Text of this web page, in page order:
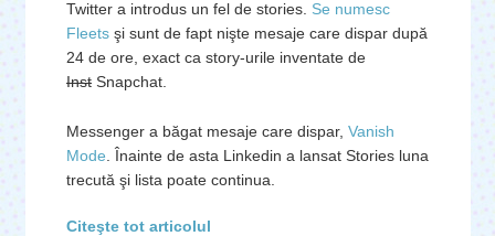
Twitter a introdus un fel de stories. Se numesc
Fleets şi sunt de fapt nişte mesaje care dispar după
24 de ore, exact ca story-urile inventate de
Inst Snapchat.
Messenger a băgat mesaje care dispar, Vanish
Mode . Înainte de asta Linkedin a lansat Stories luna
trecută şi lista poate continua.
Citeşte tot articolul